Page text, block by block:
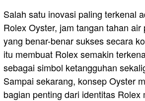
Salah satu inovasi paling terkenal
Rolex Oyster, jam tangan tahan
yang benar-benar sukses secara
itu membuat Rolex semakin
sebagai simbol ketangguhan
Sampai sekarang, konsep Oyster
bagian penting dari identitas Rolex